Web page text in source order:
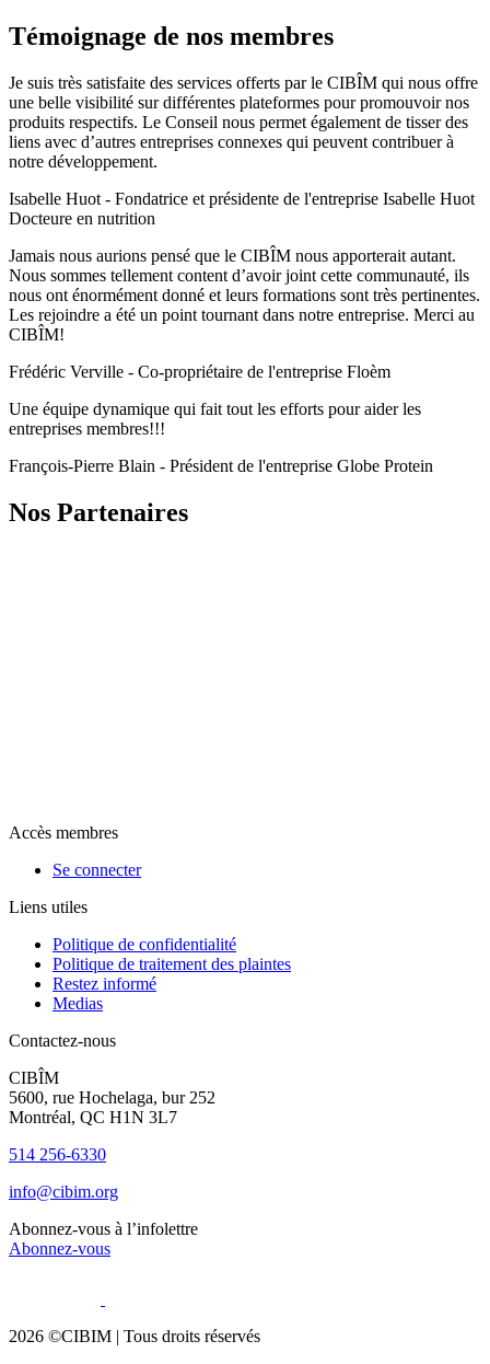
Témoignage de nos membres
Je suis très satisfaite des services offerts par le CIBÎM qui nous offre
une belle visibilité sur différentes plateformes pour promouvoir nos
produits respectifs. Le Conseil nous permet également de tisser des
liens avec d’autres entreprises connexes qui peuvent contribuer à
notre développement.​
Isabelle Huot - Fondatrice et présidente de l'entreprise Isabelle Huot
Docteure en nutrition
Jamais nous aurions pensé que le CIBÎM nous apporterait autant.
Nous sommes tellement content d’avoir joint cette communauté, ils
nous ont énormément donné et leurs formations sont très pertinentes.
Les rejoindre a été un point tournant dans notre entreprise. Merci au
CIBÎM!
Frédéric Verville - Co-propriétaire de l'entreprise Floèm
Une équipe dynamique qui fait tout les efforts pour aider les
entreprises membres!!!
François-Pierre Blain - Président de l'entreprise Globe Protein
Nos Partenaires
Accès membres
Se connecter
Liens utiles
Politique de confidentialité
Politique de traitement des plaintes
Restez informé
Medias
Contactez-nous
CIBÎM
5600, rue Hochelaga, bur 252
Montréal, QC H1N 3L7
514 256-6330
info@cibim.org
Abonnez-vous à l’infolettre
Abonnez-vous
2026 ©CIBIM | Tous droits réservés